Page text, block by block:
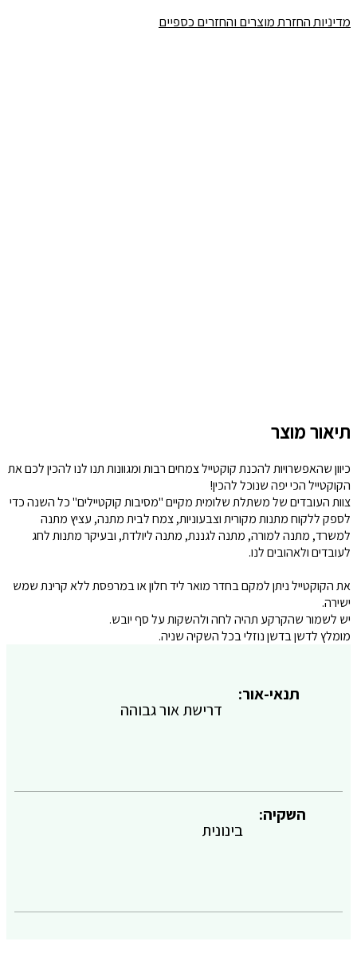
מדיניות החזרת מוצרים והחזרים כספיים
תיאור מוצר
כיוון שהאפשרויות להכנת קוקטייל צמחים רבות ומגוונות תנו לנו להכין לכם את
הקוקטייל הכי יפה שנוכל להכין!
צוות העובדים של משתלת שלומית מקיים "מסיבות קוקטיילים" כל השנה כדי
לספק ללקוח מתנות מקורית וצבעוניות, צמח לבית מתנה, עציץ מתנה
למשרד, מתנה למורה, מתנה לגננת, מתנה ליולדת, ובעיקר מתנות לחג
לעובדים ולאהובים לנו.
את הקוקטייל ניתן למקם בחדר מואר ליד חלון או במרפסת ללא קרינת שמש
ישירה.
יש לשמור שהקרקע תהיה לחה ולהשקות על סף יובש.
מומלץ לדשן בדשן נוזלי בכל השקיה שניה.
דרישת אור גבוהה
תנאי-אור:
בינונית
השקיה: